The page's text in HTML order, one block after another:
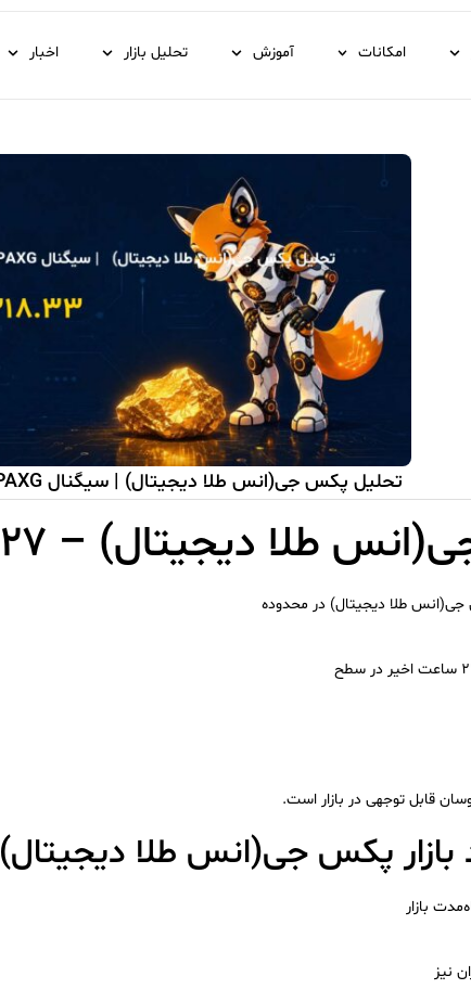
امکانات آموزش تحلیل بازار اخبار
تحلیل پکس جی(انس طلا دیجیتال) | سیگنال PAXG در تاریخ ۱۴۰۵/۰۳/۲۷
طلا دیجیتال) – ۱۴۰۵/۰۳/۲۷
طلا دیجیتال) در محدوده
قابل توجهی در بازار است.
پکس جی(انس طلا دیجیتال)
بازار
نیز